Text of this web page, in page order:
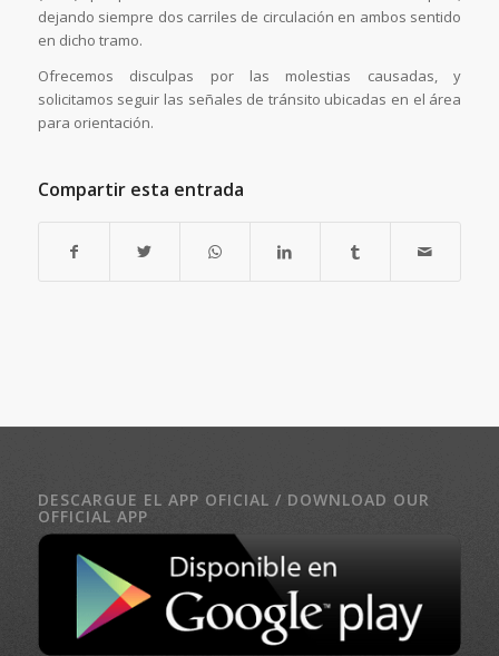
dejando siempre dos carriles de circulación en ambos sentido
en dicho tramo.
Ofrecemos disculpas por las molestias causadas, y
solicitamos seguir las señales de tránsito ubicadas en el área
para orientación.
Compartir esta entrada
DESCARGUE EL APP OFICIAL / DOWNLOAD OUR
OFFICIAL APP